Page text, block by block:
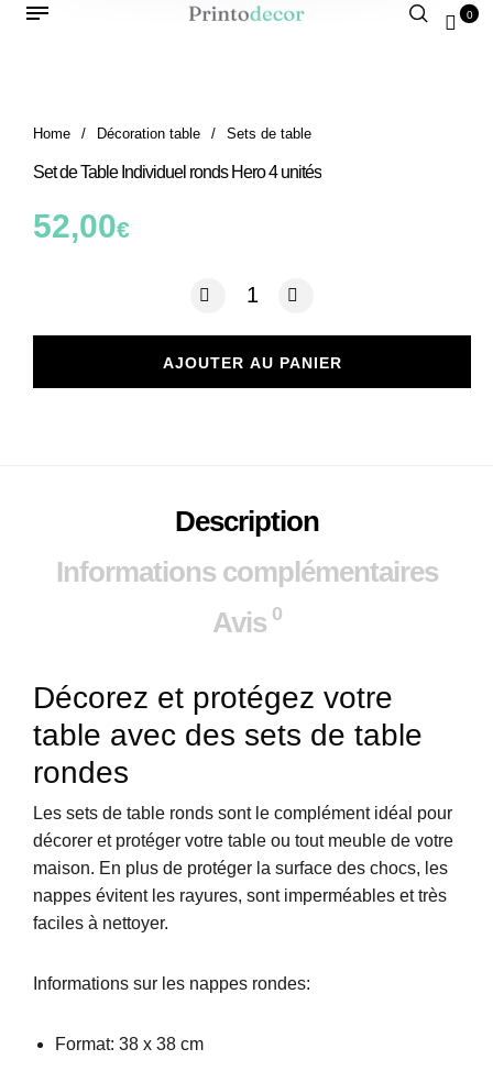
0
Home / Décoration table / Sets de table
Set de Table Individuel ronds Hero 4 unités
52,00€
quantité de Set de Table Individuel
AJOUTER AU PANIER
Description
Informations complémentaires
Avis 0
Décorez et protégez votre
table avec des sets de table
rondes
Les sets de table ronds sont le complément idéal pour
décorer et protéger votre table ou tout meuble de votre
maison. En plus de protéger la surface des chocs, les
nappes évitent les rayures, sont imperméables et très
faciles à nettoyer.
Informations sur les nappes rondes:
Format: 38 x 38 cm